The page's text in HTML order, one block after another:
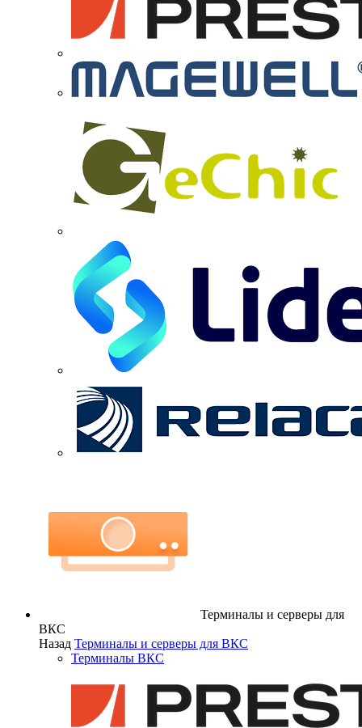
Терминалы и серверы для
ВКС
Назад Терминалы и серверы для ВКС
Терминалы ВКС